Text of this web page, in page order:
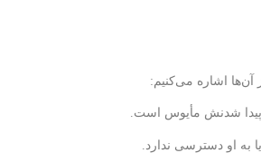
آن‌ها اشاره می‌کنیم:
پیدا شدنش مأیوس است.
او دسترسی ندارد.